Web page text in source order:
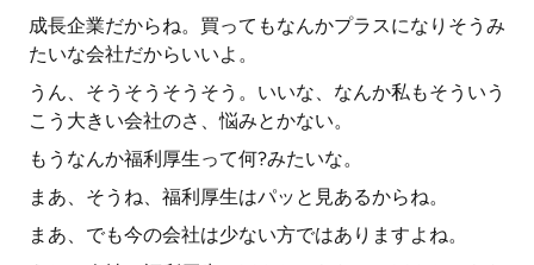
成長企業だからね。買ってもなんかプラスになりそうみ
たいな会社だからいいよ。
うん、そうそうそうそう。いいな、なんか私もそういう
こう大きい会社のさ、悩みとかない。
もうなんか福利厚生って何?みたいな。
まあ、そうね、福利厚生はパッと見あるからね。
まあ、でも今の会社は少ない方ではありますよね。